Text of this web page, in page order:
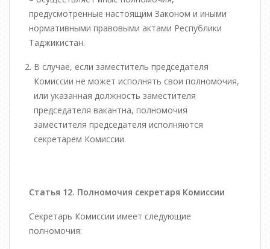
предусмотренные настоящим Законом и иными
нормативными правовыми актами Республики
Таджикистан.
В случае, если заместитель председателя
Комиссии не может исполнять свои полномочия,
или указанная должность заместителя
председателя вакантна, полномочия
заместителя председателя исполняются
секретарем Комиссии.
Статья 12. Полномочия секретаря Комиссии
Секретарь Комиссии имеет следующие
полномочия: